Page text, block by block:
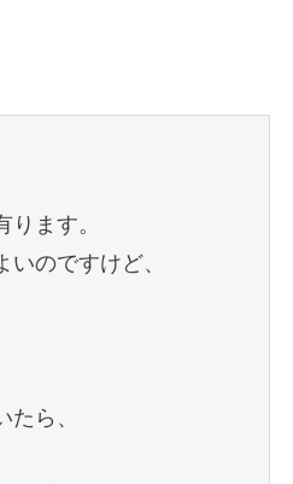
ます。
のですけど、
ら、